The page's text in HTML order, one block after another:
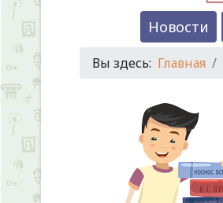
Новости
Вы здесь: Главная